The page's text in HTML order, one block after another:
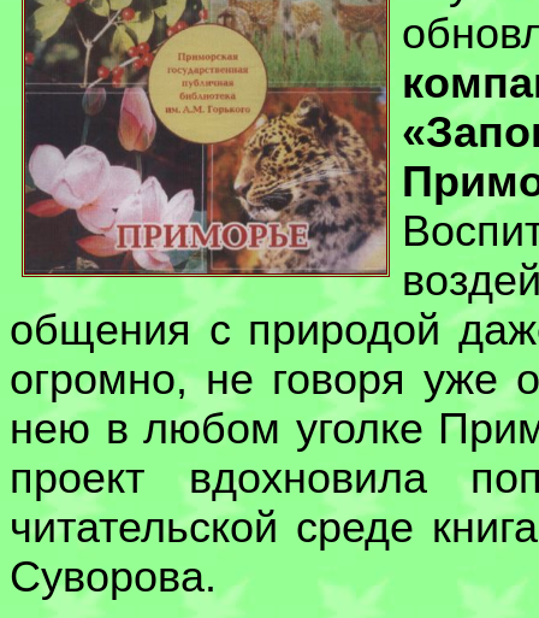
общения с природой
огромно, не говоря уже
нею в любом уголке
проект вдохновила
читательской среде
Суворова.